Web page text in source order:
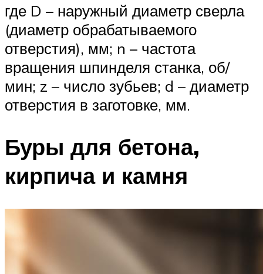
где D – наружный диаметр сверла
(диаметр обрабатываемого
отверстия), мм; n – частота
вращения шпинделя станка, об/
мин; z – число зубьев; d – диаметр
отверстия в заготовке, мм.
Буры для бетона,
кирпича и камня